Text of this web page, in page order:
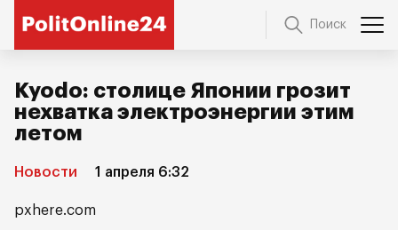
Поиск
Kyodo: столице Японии грозит
нехватка электроэнергии этим
летом
Новости 1 апреля 6:32
pxhere.com